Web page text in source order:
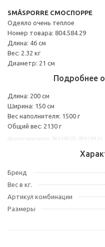
SMÅSPORRE СМОСПОРРЕ
Одеяло очень теплое
Номер товара: 804.584.29
Длина: 46 см
Вес: 2.32 кг
Диаметр: 21 см
Подробнее
Длина: 200 см
Ширина: 150 см
Вес наполнителя: 1500 г
Общий вес: 2130 г
Бренд
Вес в кг.
Артикул комбинации
Размеры